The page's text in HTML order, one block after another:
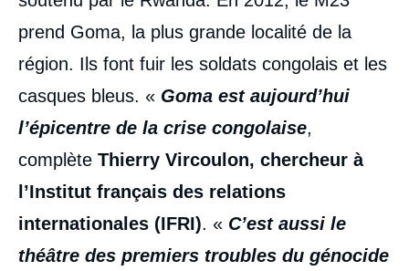
prend Goma, la plus grande localité de la
région. Ils font fuir les soldats congolais et les
casques bleus. « Goma est aujourd’hui
l’épicentre de la crise congolaise,
complète Thierry Vircoulon, chercheur à
l’Institut français des relations
internationales (IFRI). « C’est aussi le
théâtre des premiers troubles du génocide